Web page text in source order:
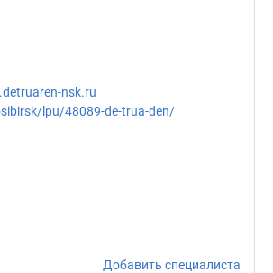
nsk.ru
lpu/48089-de-trua-den/
Добавить специалиста